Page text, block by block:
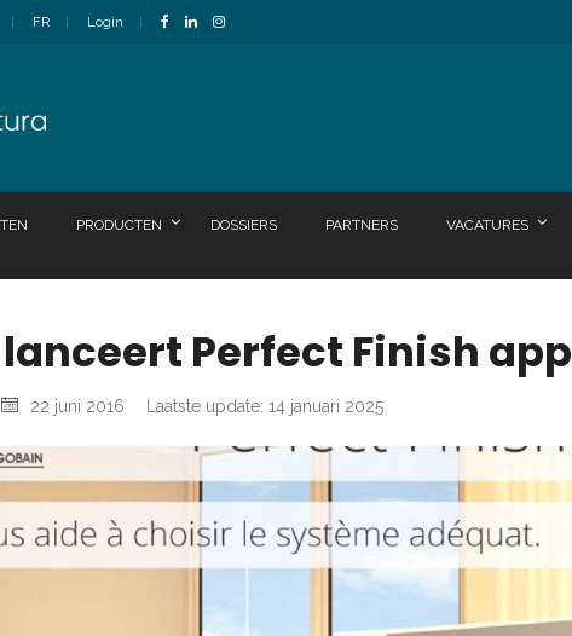
FR Login
PRODUCTEN DOSSIERS PARTNERS VACATURES
Perfect Finish app
22 juni 2016 Laatste update: 14 januari 2025